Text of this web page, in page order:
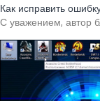
Как исправить
С уважением, автор